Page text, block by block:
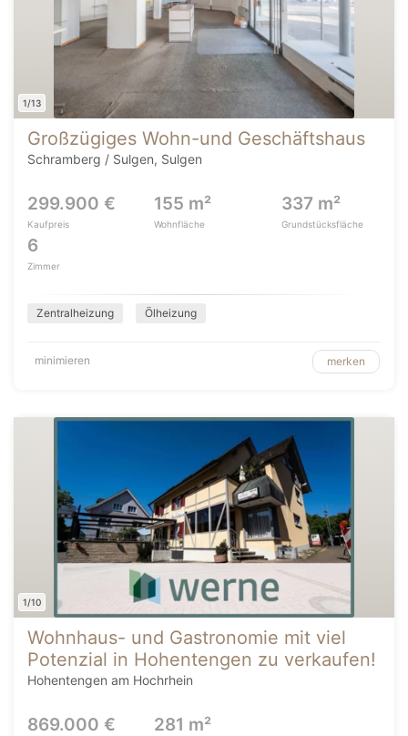
1/13
Großzügiges Wohn-und Geschäftshaus
Schramberg / Sulgen, Sulgen
299.900 €
Kaufpreis
155 m²
Wohnfläche
337 m²
Grundstücksfläche
6
Zimmer
Zentralheizung Ölheizung
minimieren merken
1/10
Wohnhaus- und Gastronomie mit viel
Potenzial in Hohentengen zu verkaufen!
Hohentengen am Hochrhein
869.000 € 281 m²